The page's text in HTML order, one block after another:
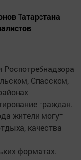
Татарстана
Роспотребнадзора
Спасском,
граждан.
жители могут
качества
форматах.